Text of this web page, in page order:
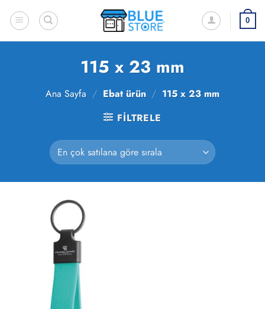
atla
0
115 x 23 mm
Ana Sayfa / Ebat ürün / 115 x 23 mm
FILTRELE